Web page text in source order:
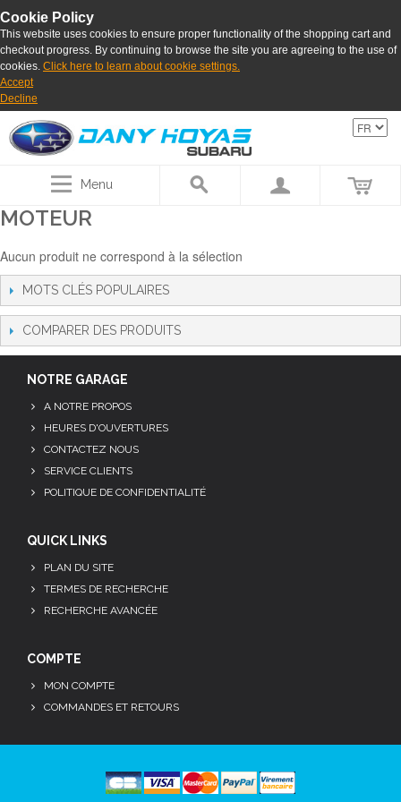
Cookie Policy
This website uses cookies to ensure proper functionality of the shopping cart and
checkout progress. By continuing to browse the site you are agreeing to the use of
cookies. Click here to learn about cookie settings.
Accept
Decline
Menu
MOTEUR
Aucun produit ne correspond à la sélection
MOTS CLÉS POPULAIRES
COMPARER DES PRODUITS
NOTRE GARAGE
A NOTRE PROPOS
HEURES D'OUVERTURES
CONTACTEZ NOUS
SERVICE CLIENTS
POLITIQUE DE CONFIDENTIALITÉ
QUICK LINKS
PLAN DU SITE
TERMES DE RECHERCHE
RECHERCHE AVANCÉE
COMPTE
MON COMPTE
COMMANDES ET RETOURS